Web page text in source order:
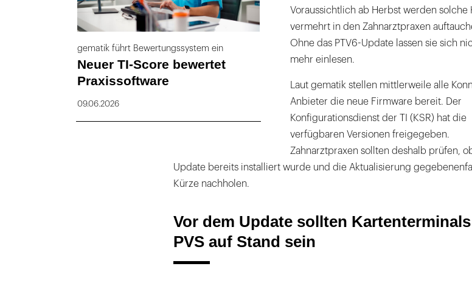
gematik führt Bewertungssystem ein
Neuer TI-Score bewertet
Praxissoftware
09.06.2026
Voraussichtlich ab Herbst werden solche
vermehrt in den Zahnarztpraxen
Ohne das PTV6-Update lassen sie sich
mehr einlesen.
Laut gematik stellen mittlerweile alle
Anbieter die neue Firmware bereit. Der
Konfigurationsdienst der TI (KSR) hat die
verfügbaren Versionen freigegeben.
Zahnarztpraxen sollten deshalb prüfen,
Update bereits installiert wurde und die Aktualisierung
Kürze nachholen.
Vor dem Update sollten
PVS auf Stand sein